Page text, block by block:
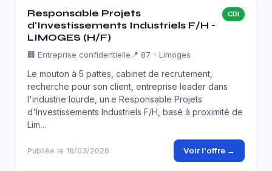
Responsable Projets
d'Investissements Industriels F/H -
LIMOGES (H/F)
CDI
🏢 Entreprise confidentielle 📍 87 - Limoges
Le mouton à 5 pattes, cabinet de recrutement,
recherche pour son client, entreprise leader dans
l'industrie lourde, un.e Responsable Projets
d'Investissements Industriels F/H, basé à proximité de
Lim…
Publiée le 18/03/2026 Voir l'offre →